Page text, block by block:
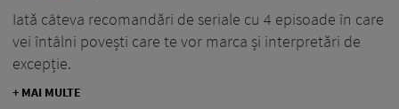
Iată câteva recomandări de seriale cu 4 episoade în care
vei întâlni povești care te vor marca și interpretări de
excepție.
+ MAI MULTE